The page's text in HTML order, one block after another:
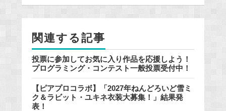
o
k
関連する記事
投票に参加してお気に入り作品を応援しよう！
プログラミング・コンテスト一般投票受付中！
【ピアプロコラボ】「2027年ねんどろいど雪ミ
ク＆ラビット・ユキネ衣装大募集！」結果発
表！